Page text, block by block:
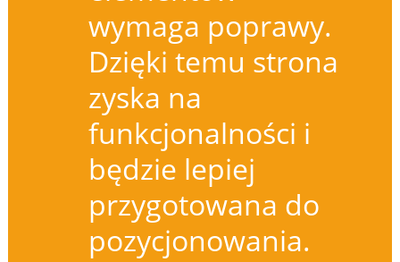
wymaga poprawy.
Dzięki temu strona
zyska na
funkcjonalności i
będzie lepiej
przygotowana do
pozycjonowania.